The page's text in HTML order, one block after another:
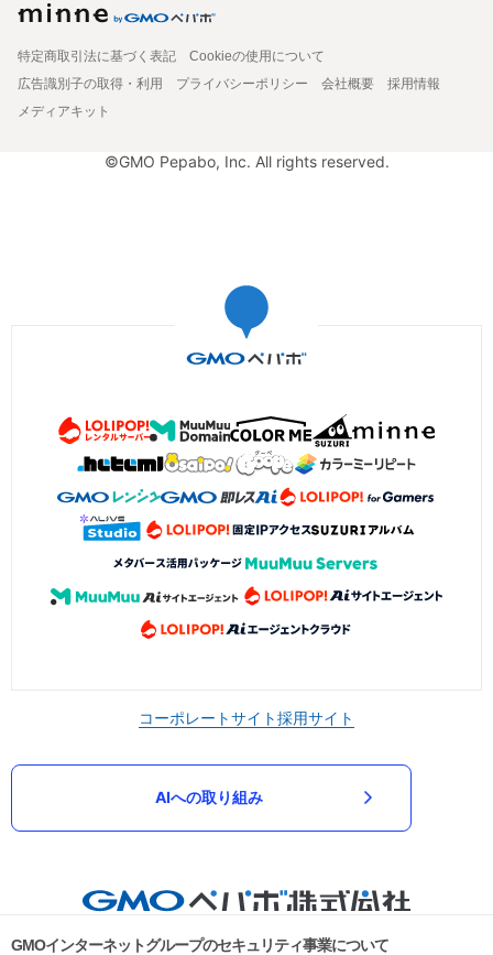
特定商取引法に基づく表記
Cookieの使用について
広告識別子の取得・利用
プライバシーポリシー 会社概要
採用情報
メディアキット
©GMO Pepabo, Inc. All rights reserved.
コーポレートサイト採用サイト
AIへの取り組み
GMOインターネットグループのセキュリティ事業について